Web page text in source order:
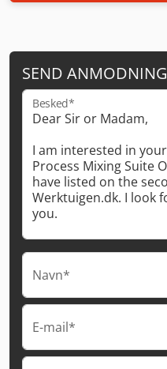
SEND ANMODNING
Besked*
Navn*
E-mail*